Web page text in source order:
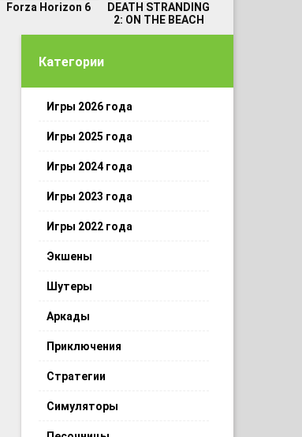
Forza Horizon 6
DEATH STRANDING
2: ON THE BEACH
Категории
Игры 2026 года
Игры 2025 года
Игры 2024 года
Игры 2023 года
Игры 2022 года
Экшены
Шутеры
Аркады
Приключения
Стратегии
Симуляторы